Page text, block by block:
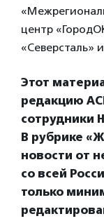
центр
«Северсталь»
Этот
редакцию
сотрудники
В рубрике
новости от
со всей
только